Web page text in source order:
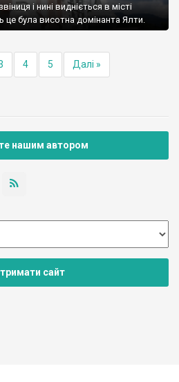
і нині видніється в місті
це була висотна домінанта Ялти.
4 5 Далі »
нашим автором
сайт